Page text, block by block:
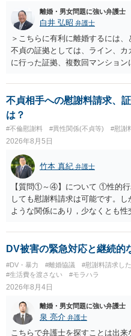
妨害や不法行為（慰謝料の対象
れば、正当行為として許されま
さんが立証しなければならず、
の合意を全うすることができない
難しい状況のように思われます。
為ですし、許されないと思いま
離婚・男女問題に強い弁護士
白井 弘昭 弁護士
＞こちらに有利に離婚するには、
不貞の証拠としては、ライン、
に行った証拠、複数回マンショ
婚する、慰謝料をとるなど）こ
貞発覚後、長期間同居を続ける
場合がありますので、ご注意くだ
不貞相手への慰謝料請求、
は？
#不倫慰謝料 #異性関係(不貞等) #慰謝
2026年8月5日
竹本 真紀 弁護士
【質問①～④】について ①性的行
しても慰謝料請求は可能です。
ような関係にあり，少なくとも
ことを窺わせるものです。）。
よいと思います。 ただ．慰謝料
いとして，この点を考慮される
今後のことを考えて書いてもらう
す。今ある証拠以上のことを証明
う。慰謝料請求としては証拠と
値と夫との関係との均衡のよう
いるのであれば，どのような内
DV被害の緊急対応と継続的
#DV・暴力 #離婚協議 #慰謝料請求し
#生活費を渡さない
#モラハラ
2026年8月4日
離婚・男女問題に強い弁護士
泉 亮介 弁護士
こちらで弁護士を探すことは出